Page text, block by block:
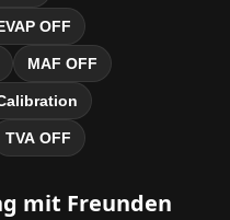
OFF
MAF OFF
TVA OFF
mit Freunden